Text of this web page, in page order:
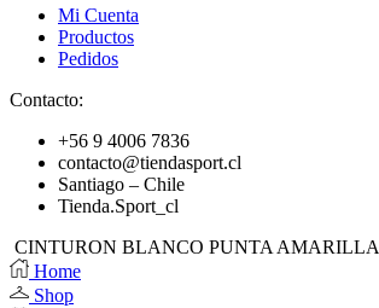
Mi Cuenta
Productos
Pedidos
Contacto:
+56 9 4006 7836
contacto@tiendasport.cl
Santiago – Chile
Tienda.Sport_cl
CINTURON BLANCO PUNTA
Home
Shop